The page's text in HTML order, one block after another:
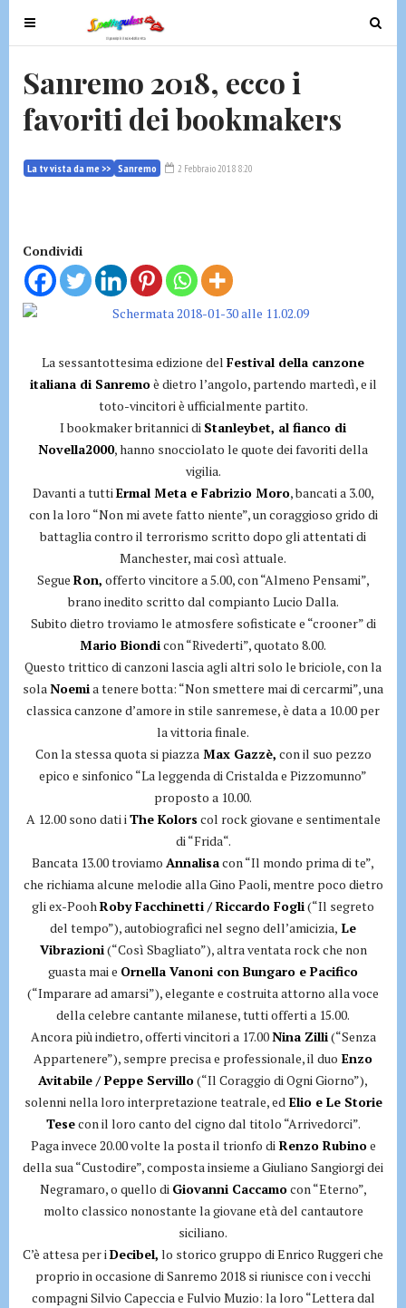
T
o
g
l
e
a
a
t
i
T
o
Sanremo 2018, ecco i
favoriti dei bookmakers
La tv vista da me >> Sanremo 2 Febbraio 2018 8:20
Condividi
La sessantottesima edizione del Festival della canzone
italiana di Sanremoè dietro l’angolo, partendo martedì, e il
toto-vincitori è ufficialmente partito.
I bookmaker britannici di Stanleybet, al fianco di
Novella2000, hanno snocciolato le quote dei favoriti della
vigilia.
Davanti a tuttiErmal Meta e Fabrizio Moro, bancati a 3.00,
con la loro “Non mi avete fatto niente”, un coraggioso grido di
battaglia contro il terrorismo scritto dopo gli attentati di
Manchester, mai così attuale.
Segue Ron, offerto vincitore a 5.00, con “Almeno Pensami”,
brano inedito scritto dal compianto Lucio Dalla.
Subito dietro troviamo le atmosfere sofisticate e “crooner” di
Mario Biondicon “Rivederti”, quotato 8.00.
Questo trittico di canzoni lascia agli altri solo le briciole, con la
solaNoemia tenere botta: “Non smettere mai di cercarmi”, una
classica canzone d’amore in stile sanremese, è data a 10.00 per
la vittoria finale.
Con la stessa quota si piazzaMax Gazzè, con il suo pezzo
epico e sinfonico “La leggenda di Cristalda e Pizzomunno”
proposto a 10.00.
A 12.00 sono dati iThe Kolors col rock giovane e sentimentale
di “Frida“.
Bancata 13.00 troviamo Annalisacon “Il mondo prima di te”,
che richiama alcune melodie alla Gino Paoli, mentre poco dietro
gli ex-PoohRoby Facchinetti / Riccardo Fogli(“Il segreto
del tempo”), autobiografici nel segno dell’amicizia, Le
Vibrazioni(“Così Sbagliato”), altra ventata rock che non
guasta mai e Ornella Vanoni con Bungaro e Pacifico
(“Imparare ad amarsi”), elegante e costruita attorno alla voce
della celebre cantante milanese, tutti offerti a 15.00.
Ancora più indietro, offerti vincitori a 17.00Nina Zilli(“Senza
Appartenere”), sempre precisa e professionale, il duo Enzo
Avitabile / Peppe Servillo(“Il Coraggio di Ogni Giorno”),
solenni nella loro interpretazione teatrale, edElio e Le Storie
Tesecon il loro canto del cigno dal titolo “Arrivedorci”.
Paga invece 20.00 volte la posta il trionfo diRenzo Rubinoe
della sua “Custodire”, composta insieme a Giuliano Sangiorgi dei
Negramaro, o quello di Giovanni Caccamocon “Eterno”,
molto classico nonostante la giovane età del cantautore
siciliano.
C’è attesa per iDecibel, lo storico gruppo di Enrico Ruggeri che
proprio in occasione di Sanremo 2018 si riunisce con i vecchi
compagni Silvio Capeccia e Fulvio Muzio: la loro “Lettera dal